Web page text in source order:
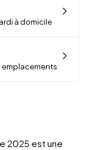
à domicile
emplacements
2025 est une